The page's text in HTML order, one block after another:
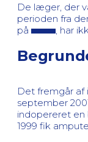
De læger, der
perioden fra
på
, har
Det fremgår af
september
indopereret en
1999 fik